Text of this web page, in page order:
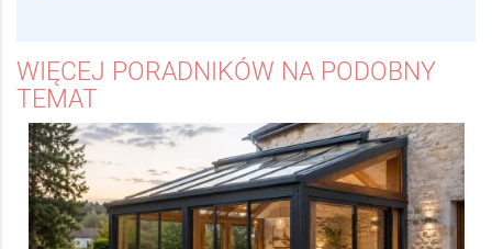
WIĘCEJ PORADNIKÓW NA PODOBNY
TEMAT